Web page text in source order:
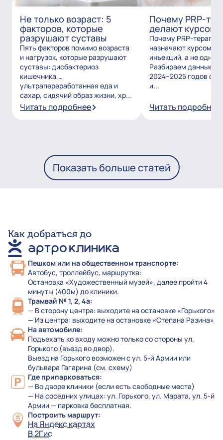
Не только возраст: 5
факторов, которые
разрушают суставы
Пять факторов помимо возраста
и нагрузок, которые разрушают
суставы: дисбактериоз
кишечника,
ультрапереработанная еда и
сахар, сидячий образ жизни, хр...
Читать подробнее
Почему PRP-
делают курсом?
Почему PRP-
назначают курсом из
инъекций, а не
Разбираем данные
2024–2025 годов о
и...
Читать подробнее
Показать больше статей
Как добраться до
Пешком или на общественном транспорте:
Автобус, троллейбус, маршрутка:
Остановка «Художественный музей», далее пройти 4
минуты (400м) до клиники.
Трамвай № 1, 2, 4а:
— В сторону центра: выходите на остановке «Горького»
— Из центра: выходите на остановке «Степана Разина»
На автомобиле:
Подъехать ко входу можно только со стороны ул.
Горького (въезд во двор).
Выезд на Горького возможен с ул. 5-й Армии или
бульвара Гагарина (см. схему)
Где припарковаться:
— Во дворе клиники (если есть свободные места)
— На соседних улицах: ул. Горького, ул. Марата, ул. 5-й
Армии — парковка бесплатная.
Построить маршрут:
На Яндекс картах
В 2Гис